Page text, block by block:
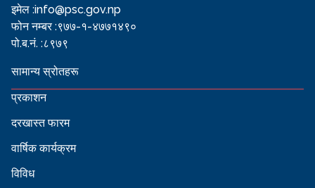
इमेल :info@psc.gov.np
फोन नम्बर :९७७-१-४७७१४९०
पो.ब.नं. :८९७९
सामान्य स्रोतहरू
प्रकाशन
दरखास्त फारम
वार्षिक कार्यक्रम
विविध